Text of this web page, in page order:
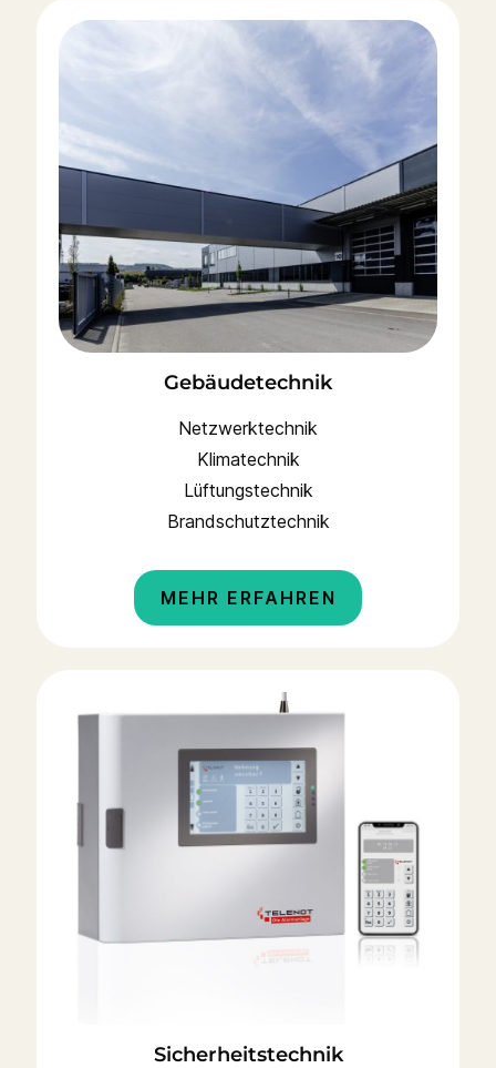
Gebäudetechnik
Netzwerktechnik
Klimatechnik
Lüftungstechnik
Brandschutztechnik
MEHR ERFAHREN
Sicherheitstechnik